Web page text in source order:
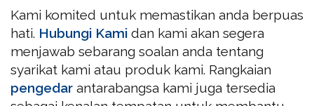
Kami komited untuk memastikan anda berpuas
hati. Hubungi Kami dan kami akan segera
menjawab sebarang soalan anda tentang
syarikat kami atau produk kami. Rangkaian
pengedar antarabangsa kami juga tersedia